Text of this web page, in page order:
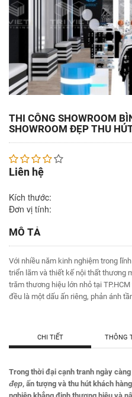
THI CÔNG SHOWROOM
SHOWROOM ĐẸP THU
Liên hệ
Kích thước:
Đơn vị tính:
MÔ TẢ
Với nhiều năm kinh nghiệm trong
triển lãm và thiết kế nội thất thương
trăm thương hiệu lớn nhỏ tại
đều là một dấu ấn riêng, phản ánh
CHI TIẾT THÔNG
Trong thời đại cạnh tranh ngày
đẹp, ấn tượng và thu hút khách